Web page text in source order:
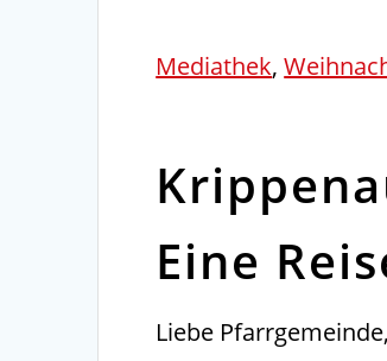
Mediathek,
Eine
Liebe